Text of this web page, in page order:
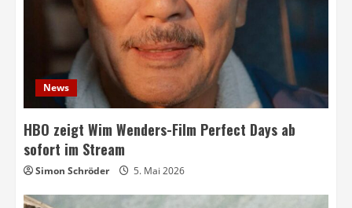
News
HBO zeigt Wim Wenders-Film Perfect Days ab
sofort im Stream
Simon Schröder 5. Mai 2026